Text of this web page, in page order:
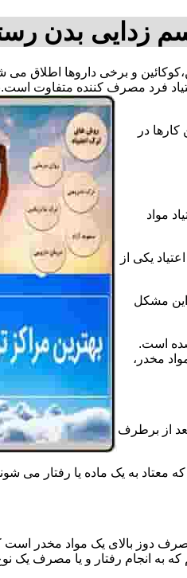
زدایی بدن
و برخی داروها اطلاق
فرد مصرف کننده متفاوت
در
مواد
یکی از
این مشکل
شده است.
مخدر،
از برطرف
به یک ماده یا رفتار می
دوز بالای یک مواد مخدر
انجام رفتار و یا مصرف یک نوع